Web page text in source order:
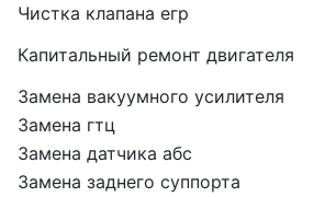
Чистка клапана егр
Капитальный ремонт двигателя
Замена вакуумного усилителя
Замена гтц
Замена датчика абс
Замена заднего суппорта